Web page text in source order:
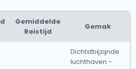
Gemiddelde
Reistijd
Gemak
Dichtstbijzijnde
luchthaven -